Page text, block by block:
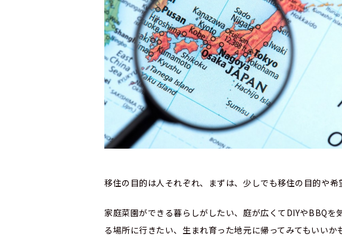
移住の目的は人それぞれ、まずは、少しでも移住の目的や
家庭菜園ができる暮らしがしたい、庭が広くてDIYやBBQ
る場所に行きたい、生まれ育った地元に帰ってみてもいい